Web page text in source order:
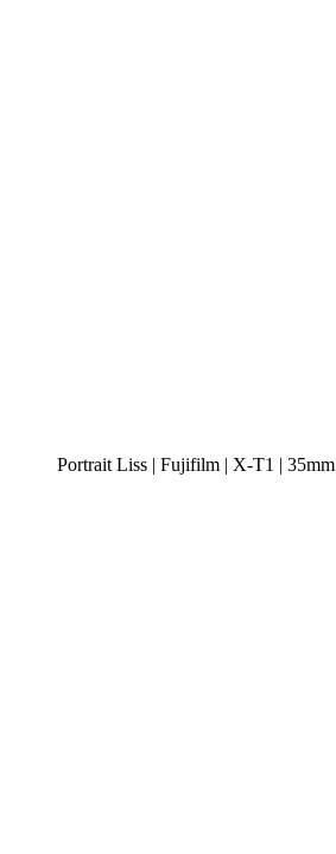
Portrait Liss | Fujifilm | X-T1 | 35mm